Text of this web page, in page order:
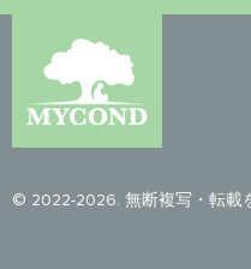
© 2022-2026. 無断複写・転載